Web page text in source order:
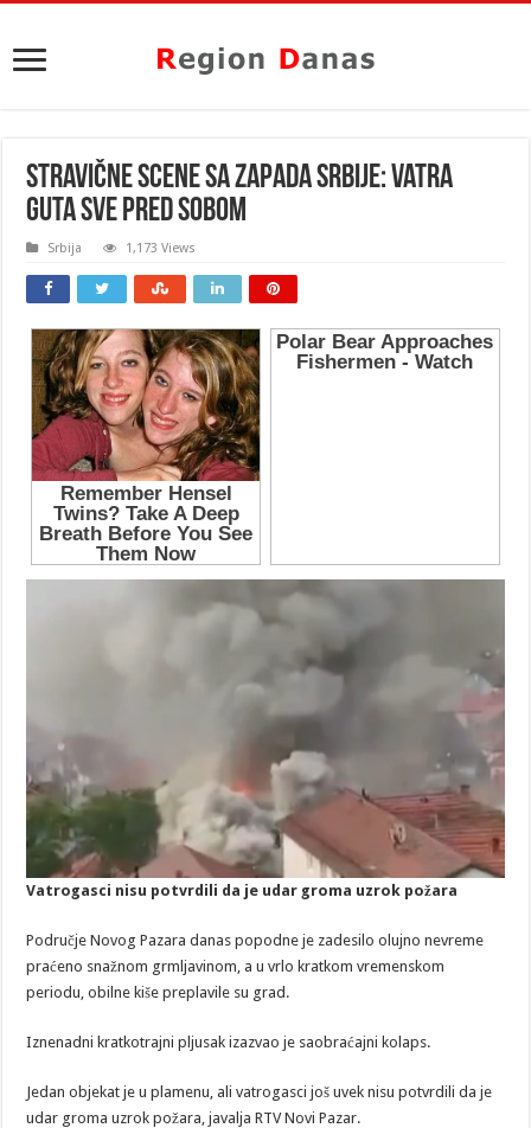
STRAVIČNE SCENE SA ZAPADA SRBIJE: Vatra
guta sve pred sobom
Srbija 1,173 Views
Vatrogasci nisu potvrdili da je udar groma uzrok požara
Područje Novog Pazara danas popodne je zadesilo olujno nevreme
praćeno snažnom grmljavinom, a u vrlo kratkom vremenskom
periodu, obilne kiše preplavile su grad.
Iznenadni kratkotrajni pljusak izazvao je saobraćajni kolaps.
Jedan objekat je u plamenu, ali vatrogasci još uvek nisu potvrdili da je
udar groma uzrok požara, javalja RTV Novi Pazar.